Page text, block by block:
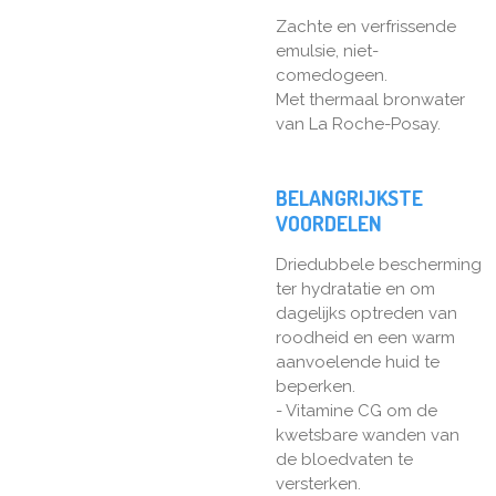
Zachte en verfrissende
emulsie, niet-
comedogeen.
Met thermaal bronwater
van La Roche-Posay.
BELANGRIJKSTE
VOORDELEN
Driedubbele bescherming
ter hydratatie en om
dagelijks optreden van
roodheid en een warm
aanvoelende huid te
beperken.
- Vitamine CG om de
kwetsbare wanden van
de bloedvaten te
versterken.